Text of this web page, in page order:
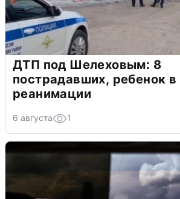
ДТП под Шелеховым: 8
пострадавших, ребенок в
реанимации
6 августа 1